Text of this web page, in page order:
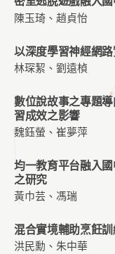
陳玉琦、趙貞怡
以深度學習神經網
林琛絜、劉遠楨
數位說故事之專題
習成效之影響
魏鈺螢、崔夢萍
均一教育平台融入
之研究
黃巾芸、馮瑞
混合實境輔助烹飪
洪民勳、朱中華